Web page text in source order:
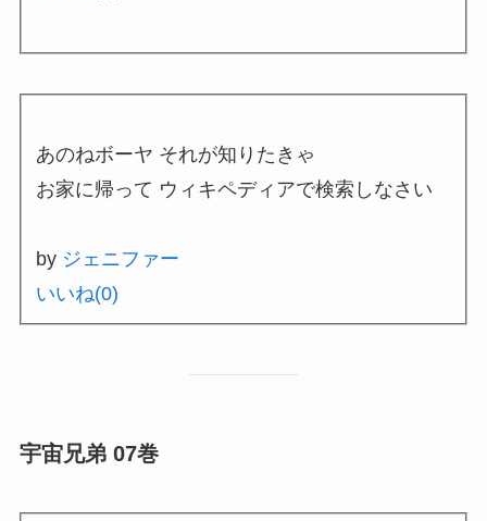
あのねボーヤ それが知りたきゃ
お家に帰って ウィキペディアで検索しなさい
by ジェニファー
いいね(0)
宇宙兄弟 07巻